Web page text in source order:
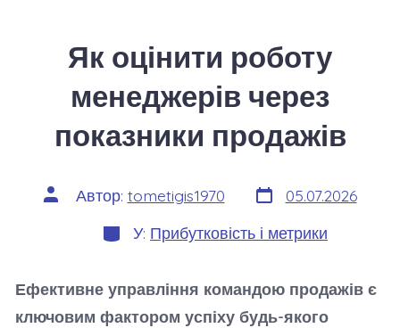
Як оцінити роботу
менеджерів через
показники продажів
Автор
запису
Автор: tometigis1970 Дата
запису
05.07.2026
Категорії
У: Прибутковість і метрики
Ефективне управління командою продажів є
ключовим фактором успіху будь-якого